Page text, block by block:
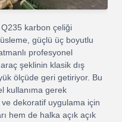
karbon çeliği
güçlü üç boyutlu
profesyonel
şeklinin klasik dış
ölçüde geri getiriyor. Bu
kullanıma gerek
dekoratif uygulama için
hem de halka açık açık